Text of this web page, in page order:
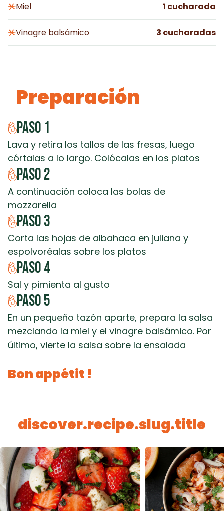
Miel 1 cucharada
Vinagre balsámico 3 cucharadas
Preparación
Paso 1
Lava y retira los tallos de las fresas, luego
córtalas a lo largo. Colócalas en los platos
Paso2
A continuación coloca las bolas de
mozzarella
Paso3
Corta las hojas de albahaca en juliana y
espolvoréalas sobre los platos
Paso4
Sal y pimienta al gusto
Paso5
En un pequeño tazón aparte, prepara la salsa
mezclando la miel y el vinagre balsámico. Por
último, vierte la salsa sobre la ensalada
Bon appétit !
discover.recipe.slug.title